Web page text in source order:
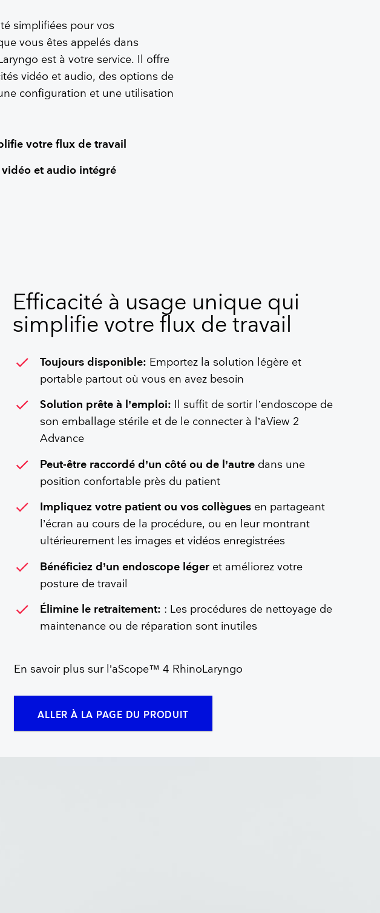
simplifiées pour vos
vous êtes appelés dans
est à votre service. Il offre
vidéo et audio, des options de
configuration et une utilisation
votre flux de travail
et audio intégré
Efficacité à usage unique qui
simplifie votre flux de travail
check Toujours disponible: Emportez la solution légère et
portable partout où vous en avez besoin
check Solution prête à l’emploi: Il suffit de sortir l’endoscope de
son emballage stérile et de le connecter à l’aView 2
Advance
check Peut-être raccordé d’un côté ou de l’autre dans une
position confortable près du patient
check Impliquez votre patient ou vos collègues en partageant
l’écran au cours de la procédure, ou en leur montrant
ultérieurement les images et vidéos enregistrées
check Bénéficiez d’un endoscope léger et améliorez votre
posture de travail
check Élimine le retraitement: : Les procédures de nettoyage de
maintenance ou de réparation sont inutiles
En savoir plus sur l’aScope™ 4 RhinoLaryngo
ALLER À LA PAGE DU PRODUIT